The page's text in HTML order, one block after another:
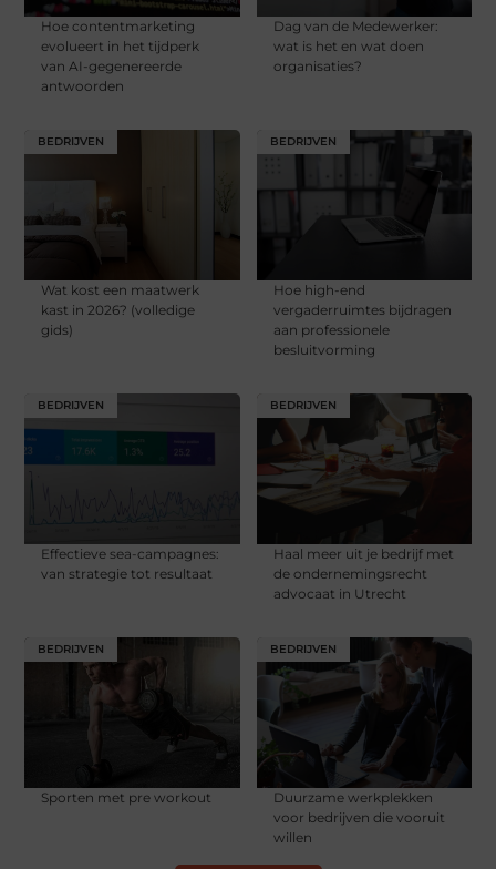
Hoe contentmarketing
evolueert in het tijdperk
van AI-gegenereerde
antwoorden
Dag van de Medewerker:
wat is het en wat doen
organisaties?
BEDRIJVEN
Wat kost een maatwerk
kast in 2026? (volledige
gids)
BEDRIJVEN
Hoe high-end
vergaderruimtes bijdragen
aan professionele
besluitvorming
BEDRIJVEN
Effectieve sea-campagnes:
van strategie tot resultaat
BEDRIJVEN
Haal meer uit je bedrijf met
de ondernemingsrecht
advocaat in Utrecht
BEDRIJVEN
Sporten met pre workout
BEDRIJVEN
Duurzame werkplekken
voor bedrijven die vooruit
willen